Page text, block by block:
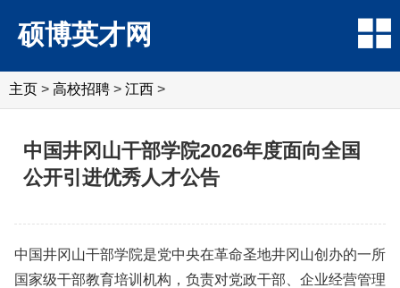
硕博英才网
主页 > 高校招聘 > 江西 >
中国井冈山干部学院2026年度面向全国
公开引进优秀人才公告
中国井冈山干部学院是党中央在革命圣地井冈山创办的一所
国家级干部教育培训机构，负责对党政干部、企业经营管理